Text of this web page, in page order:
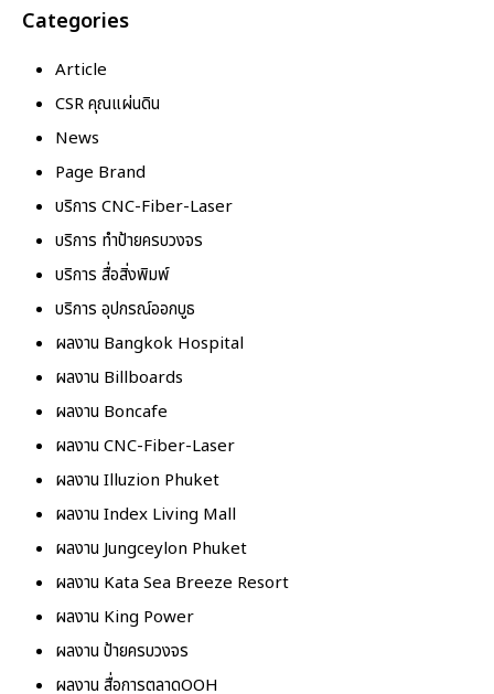
Categories
Article
CSR คุณแผ่นดิน
News
Page Brand
บริการ CNC-Fiber-Laser
บริการ ทำป้ายครบวงจร
บริการ สื่อสิ่งพิมพ์
บริการ อุปกรณ์ออกบูธ
ผลงาน Bangkok Hospital
ผลงาน Billboards
ผลงาน Boncafe
ผลงาน CNC-Fiber-Laser
ผลงาน Illuzion Phuket
ผลงาน Index Living Mall
ผลงาน Jungceylon Phuket
ผลงาน Kata Sea Breeze Resort
ผลงาน King Power
ผลงาน ป้ายครบวงจร
ผลงาน สื่อการตลาดOOH